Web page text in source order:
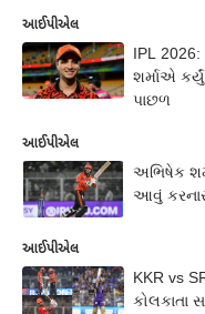
આઈપીએલ
IPL
શર્માએ
પાછળ
આઈપીએલ
અભિષેક
આવું
આઈપીએલ
KKR vs
કોલકાતા